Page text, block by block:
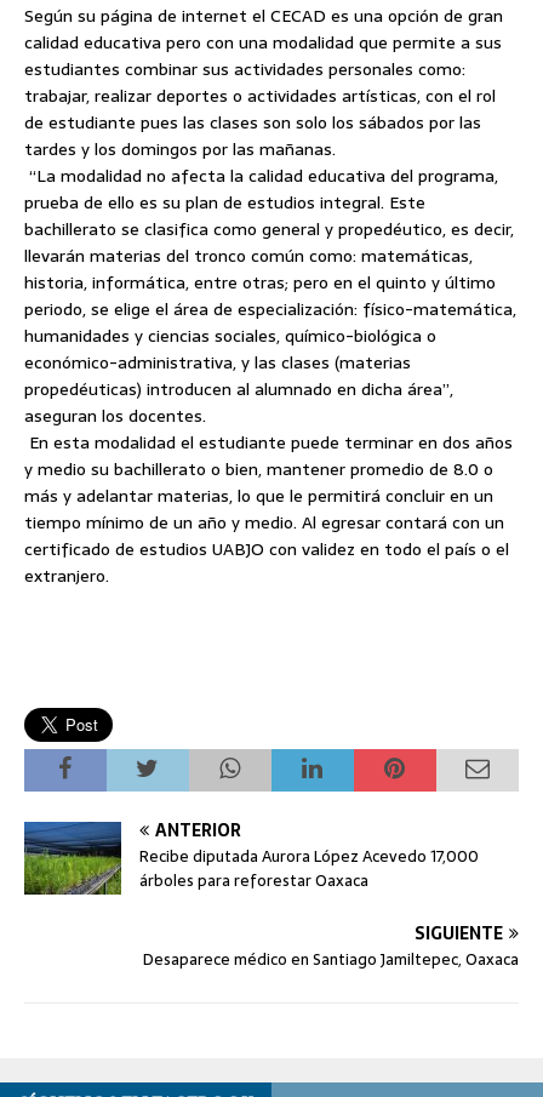
Según su página de internet el CECAD es una opción de gran
calidad educativa pero con una modalidad que permite a sus
estudiantes combinar sus actividades personales como:
trabajar, realizar deportes o actividades artísticas, con el rol
de estudiante pues las clases son solo los sábados por las
tardes y los domingos por las mañanas.
“La modalidad no afecta la calidad educativa del programa,
prueba de ello es su plan de estudios integral. Este
bachillerato se clasifica como general y propedéutico, es decir,
llevarán materias del tronco común como: matemáticas,
historia, informática, entre otras; pero en el quinto y último
periodo, se elige el área de especialización: físico-matemática,
humanidades y ciencias sociales, químico-biológica o
económico-administrativa, y las clases (materias
propedéuticas) introducen al alumnado en dicha área”,
aseguran los docentes.
En esta modalidad el estudiante puede terminar en dos años
y medio su bachillerato o bien, mantener promedio de 8.0 o
más y adelantar materias, lo que le permitirá concluir en un
tiempo mínimo de un año y medio. Al egresar contará con un
certificado de estudios UABJO con validez en todo el país o el
extranjero.
ANTERIOR
Recibe diputada Aurora López Acevedo 17,000
árboles para reforestar Oaxaca
SIGUIENTE
Desaparece médico en Santiago Jamiltepec, Oaxaca